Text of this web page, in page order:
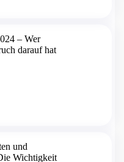
– Wer
darauf hat
und
Wichtigkeit